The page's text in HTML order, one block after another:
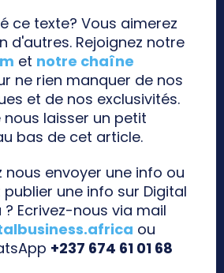
ce texte? Vous aimerez
d'autres. Rejoignez notre
et notre chaîne
ne rien manquer de nos
et de nos exclusivités.
nous laisser un petit
bas de cet article.
nous envoyer une info ou
une info sur Digital
? Ecrivez-nous via mail
ou
+237 674 61 01 68